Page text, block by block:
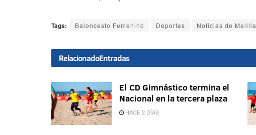
Tags: Baloncesto Femenino Deportes Noticias de Melilla
RelacionadoEntradas
El CD Gimnástico termina el
Nacional en la tercera plaza
HACE 2 DÍAS